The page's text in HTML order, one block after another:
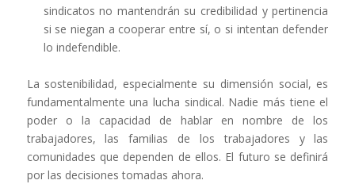
sindicatos no mantendrán su credibilidad y pertinencia
si se niegan a cooperar entre sí, o si intentan defender
lo indefendible.
La sostenibilidad, especialmente su dimensión social, es
fundamentalmente una lucha sindical. Nadie más tiene el
poder o la capacidad de hablar en nombre de los
trabajadores, las familias de los trabajadores y las
comunidades que dependen de ellos. El futuro se definirá
por las decisiones tomadas ahora.